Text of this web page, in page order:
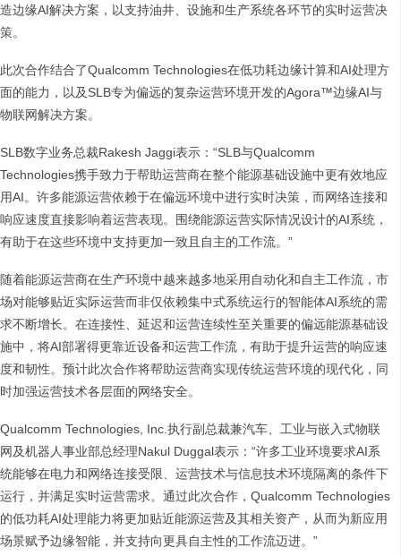
造边缘AI解决方案，以支持油井、设施和生产系统各环节的实时运营决
策。
此次合作结合了Qualcomm Technologies在低功耗边缘计算和AI处理方
面的能力，以及SLB专为偏远的复杂运营环境开发的Agora™边缘AI与
物联网解决方案。
SLB数字业务总裁Rakesh Jaggi表示：“SLB与Qualcomm
Technologies携手致力于帮助运营商在整个能源基础设施中更有效地应
用AI。许多能源运营依赖于在偏远环境中进行实时决策，而网络连接和
响应速度直接影响着运营表现。围绕能源运营实际情况设计的AI系统，
有助于在这些环境中支持更加一致且自主的工作流。”
随着能源运营商在生产环境中越来越多地采用自动化和自主工作流，市
场对能够贴近实际运营而非仅依赖集中式系统运行的智能体AI系统的需
求不断增长。在连接性、延迟和运营连续性至关重要的偏远能源基础设
施中，将AI部署得更靠近设备和运营工作流，有助于提升运营的响应速
度和韧性。预计此次合作将帮助运营商实现传统运营环境的现代化，同
时加强运营技术各层面的网络安全。
Qualcomm Technologies, Inc.执行副总裁兼汽车、工业与嵌入式物联
网及机器人事业部总经理Nakul Duggal表示：“许多工业环境要求AI系
统能够在电力和网络连接受限、运营技术与信息技术环境隔离的条件下
运行，并满足实时运营需求。通过此次合作，Qualcomm Technologies
的低功耗AI处理能力将更加贴近能源运营及其相关资产，从而为新应用
场景赋予边缘智能，并支持向更具自主性的工作流迈进。”